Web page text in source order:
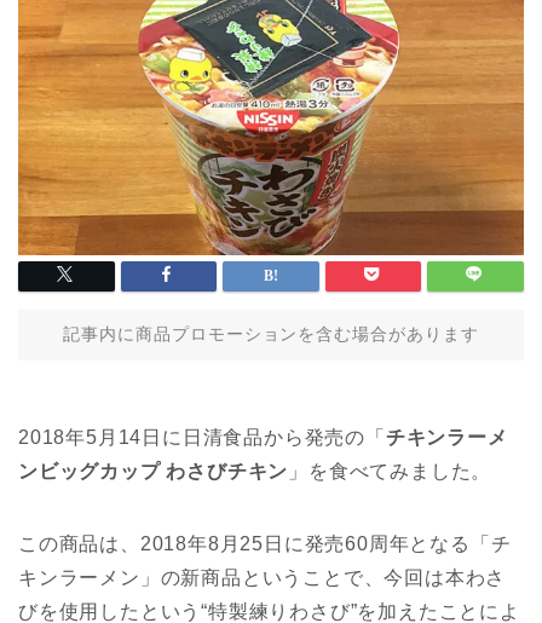
記事内に商品プロモーションを含む場合があります
2018年5月14日に日清食品から発売の「 チキンラーメ
ンビッグカップ わさびチキン 」を食べてみました。
この商品は、2018年8月25日に発売60周年となる「チ
キンラーメン」の新商品ということで、今回は本わさ
びを使用したという“特製練りわさび”を加えたことによ